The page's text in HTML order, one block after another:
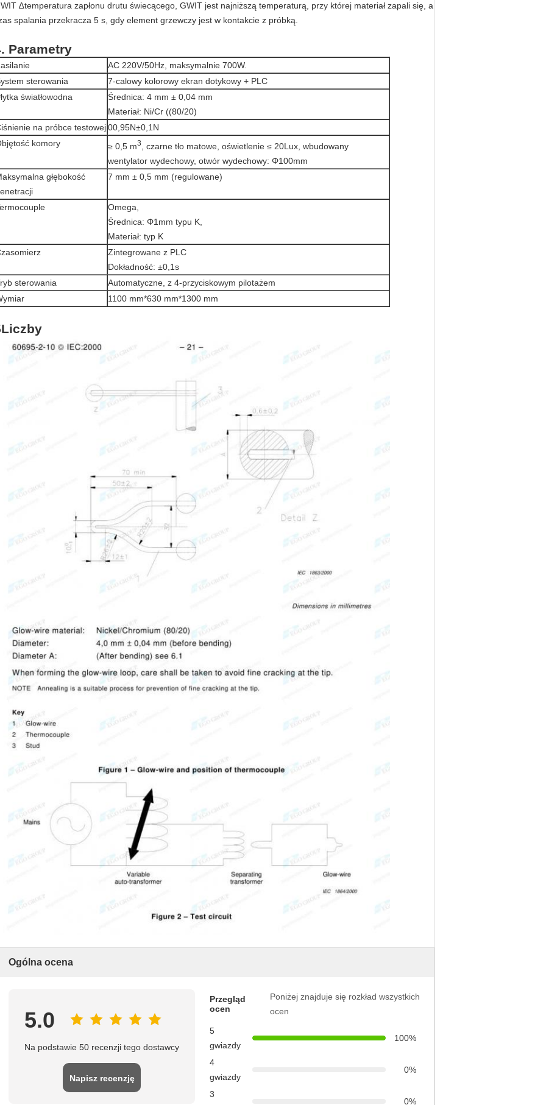
∆temperatura zapłonu drutu świecącego, GWIT jest najniższą temperaturą, przy której materiał zapali się, a
spalania przekracza 5 s, gdy element grzewczy jest w kontakcie z próbką.
Parametry
AC 220V/50Hz, maksymalnie 700W.
sterowania
7-calowy kolorowy ekran dotykowy + PLC
światłowodna
Średnica: 4 mm ± 0,04 mm
Materiał: Ni/Cr ((80/20)
na próbce testowej00,95N±0,1N
komory
≥ 0,5 m3
, czarne tło matowe, oświetlenie ≤ 20Lux, wbudowany
wentylator wydechowy, otwór wydechowy: Φ100mm
głębokość
7 mm ± 0,5 mm (regulowane)
Omega,
Średnica: Φ1mm typu K,
Materiał: typ K
Zintegrowane z PLC
Dokładność: ±0,1s
sterowania
Automatyczne, z 4-przyciskowym pilotażem
1100 mm*630 mm*1300 mm
Ogólna ocena
5.0
Na podstawie 50 recenzji tego dostawcy
Napisz recenzję
Przegląd
ocen
Poniżej znajduje się rozkład wszystkich
ocen
5
gwiazdy
100%
4
gwiazdy
0%
3
0%